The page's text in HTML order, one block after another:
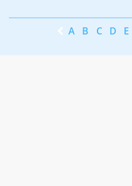
A B C D E